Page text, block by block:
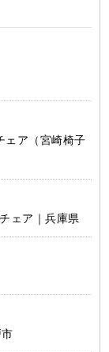
ェア（宮崎椅子
ェア｜兵庫県